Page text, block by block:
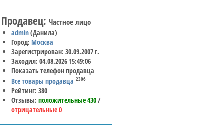
Продавец: Частное лицо
admin(Данила)
Город: Москва
Зарегистрирован: 30.09.2007 г.
Заходил: 04.08.2026 15:49:06
Показать телефон продавца
Все товары продавца 2306
Рейтинг: 380
Отзывы:положительные 430/
отрицательные 0